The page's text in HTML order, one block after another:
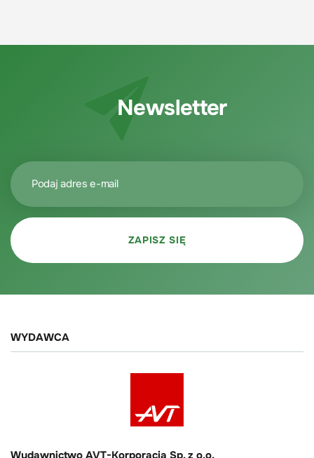
Newsletter
WYDAWCA
Wydawnictwo AVT-Korporacja Sp. z o.o.